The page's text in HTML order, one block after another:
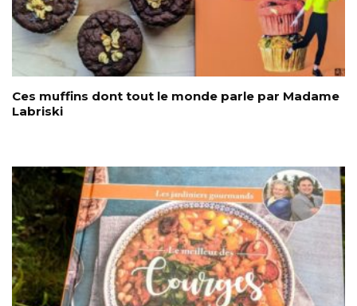
Ces muffins dont tout le monde parle par Madame
Labriski